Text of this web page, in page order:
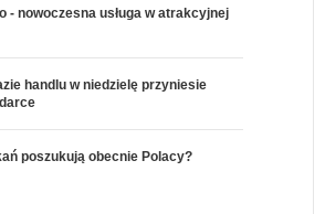
- nowoczesna usługa w atrakcyjnej
handlu w niedzielę przyniesie
poszukują obecnie Polacy?